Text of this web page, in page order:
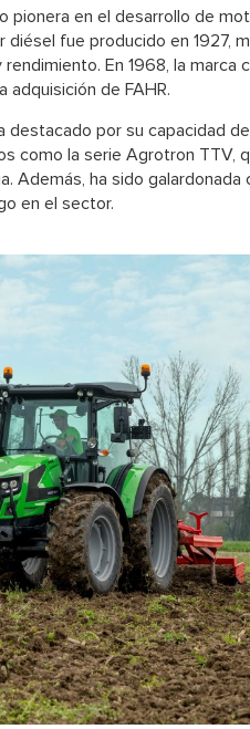
pionera en el desarrollo de
fue producido en 1927,
En 1968, la marca
adquisición de FAHR.
destacado por su capacidad
como la serie Agrotron TTV,
Además, ha sido
en el sector.